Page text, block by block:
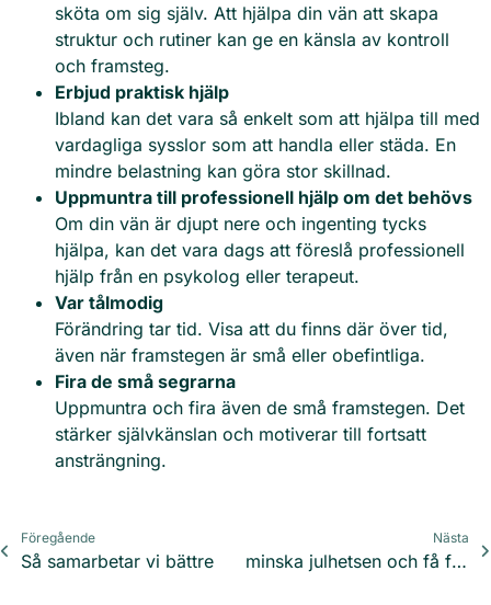
sköta om sig själv. Att hjälpa din vän att skapa
struktur och rutiner kan ge en känsla av kontroll
och framsteg.
Erbjud praktisk hjälp
Ibland kan det vara så enkelt som att hjälpa till med
vardagliga sysslor som att handla eller städa. En
mindre belastning kan göra stor skillnad.
Uppmuntra till professionell hjälp om det behövs
Om din vän är djupt nere och ingenting tycks
hjälpa, kan det vara dags att föreslå professionell
hjälp från en psykolog eller terapeut.
Var tålmodig
Förändring tar tid. Visa att du finns där över tid,
även när framstegen är små eller obefintliga.
Fira de små segrarna
Uppmuntra och fira även de små framstegen. Det
stärker självkänslan och motiverar till fortsatt
ansträngning.
Föregående
Så samarbetar vi bättre
Nästa
minska julhetsen och få frid